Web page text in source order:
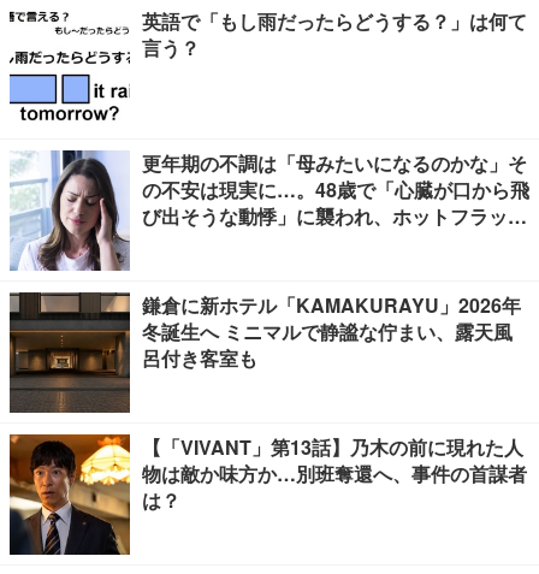
英語で「もし雨だったらどうする？」は何て
言う？
更年期の不調は「母みたいになるのかな」そ
の不安は現実に…。48歳で「心臓が口から飛
び出そうな動悸」に襲われ、ホットフラッシ
鎌倉に新ホテル「KAMAKURAYU」2026年
冬誕生へ ミニマルで静謐な佇まい、露天風
呂付き客室も
【「VIVANT」第13話】乃木の前に現れた人
物は敵か味方か…別班奪還へ、事件の首謀者
は？